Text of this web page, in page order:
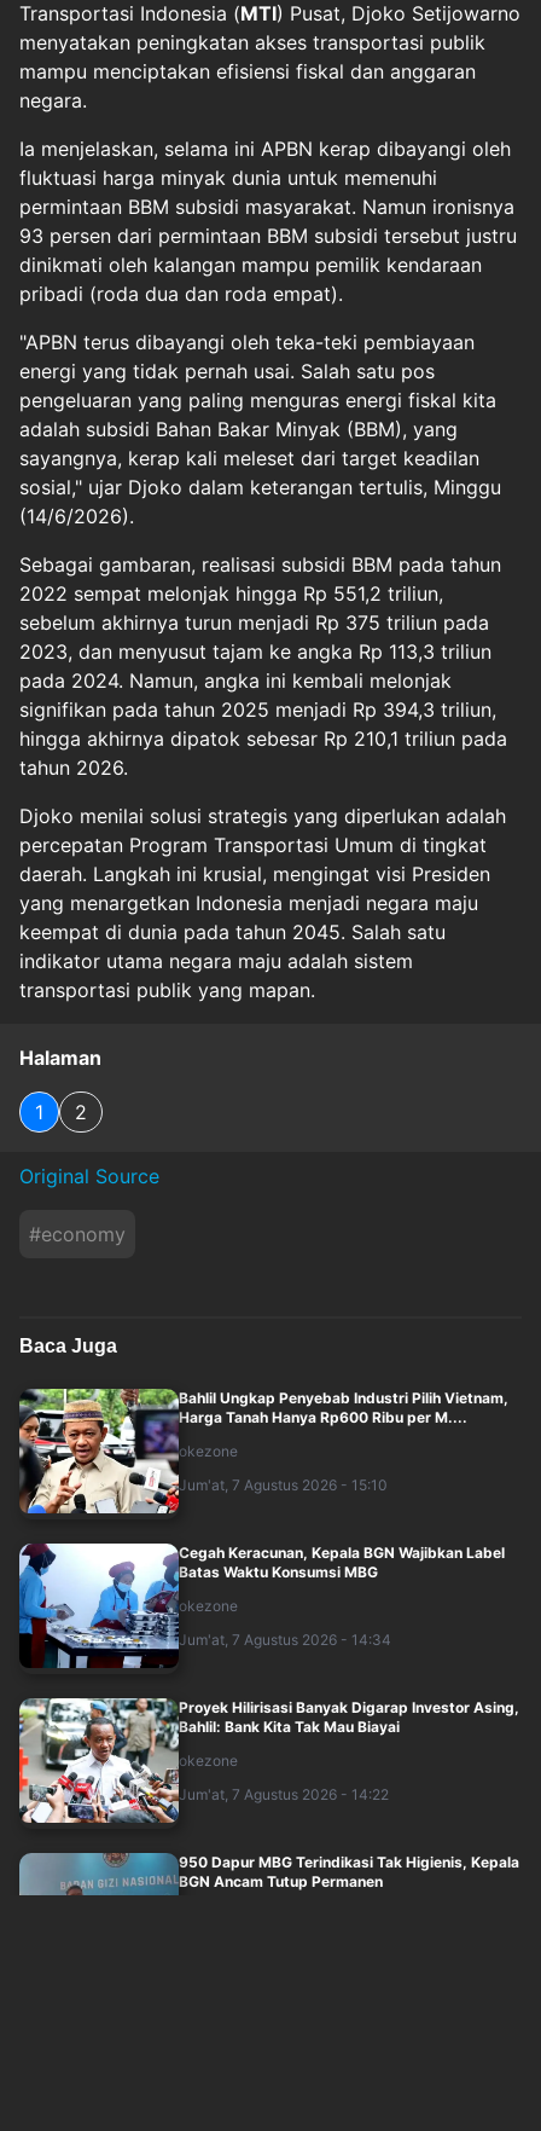
Transportasi Indonesia (MTI) Pusat, Djoko Setijowarno
menyatakan peningkatan akses transportasi publik
mampu menciptakan efisiensi fiskal dan anggaran
negara.
Ia menjelaskan, selama ini APBN kerap dibayangi oleh
fluktuasi harga minyak dunia untuk memenuhi
permintaan BBM subsidi masyarakat. Namun ironisnya
93 persen dari permintaan BBM subsidi tersebut justru
dinikmati oleh kalangan mampu pemilik kendaraan
pribadi (roda dua dan roda empat).
"APBN terus dibayangi oleh teka-teki pembiayaan
energi yang tidak pernah usai. Salah satu pos
pengeluaran yang paling menguras energi fiskal kita
adalah subsidi Bahan Bakar Minyak (BBM), yang
sayangnya, kerap kali meleset dari target keadilan
sosial," ujar Djoko dalam keterangan tertulis, Minggu
(14/6/2026).
Sebagai gambaran, realisasi subsidi BBM pada tahun
2022 sempat melonjak hingga Rp 551,2 triliun,
sebelum akhirnya turun menjadi Rp 375 triliun pada
2023, dan menyusut tajam ke angka Rp 113,3 triliun
pada 2024. Namun, angka ini kembali melonjak
signifikan pada tahun 2025 menjadi Rp 394,3 triliun,
hingga akhirnya dipatok sebesar Rp 210,1 triliun pada
tahun 2026.
Djoko menilai solusi strategis yang diperlukan adalah
percepatan Program Transportasi Umum di tingkat
daerah. Langkah ini krusial, mengingat visi Presiden
yang menargetkan Indonesia menjadi negara maju
keempat di dunia pada tahun 2045. Salah satu
indikator utama negara maju adalah sistem
transportasi publik yang mapan.
Halaman
1 2
Original Source
#economy
Baca Juga
Bahlil Ungkap Penyebab Industri Pilih Vietnam,
Harga Tanah Hanya Rp600 Ribu per M....
okezone
Jum'at, 7 Agustus 2026 - 15:10
Cegah Keracunan, Kepala BGN Wajibkan Label
Batas Waktu Konsumsi MBG
okezone
Jum'at, 7 Agustus 2026 - 14:34
Proyek Hilirisasi Banyak Digarap Investor Asing,
Bahlil: Bank Kita Tak Mau Biayai
okezone
Jum'at, 7 Agustus 2026 - 14:22
950 Dapur MBG Terindikasi Tak Higienis, Kepala
BGN Ancam Tutup Permanen